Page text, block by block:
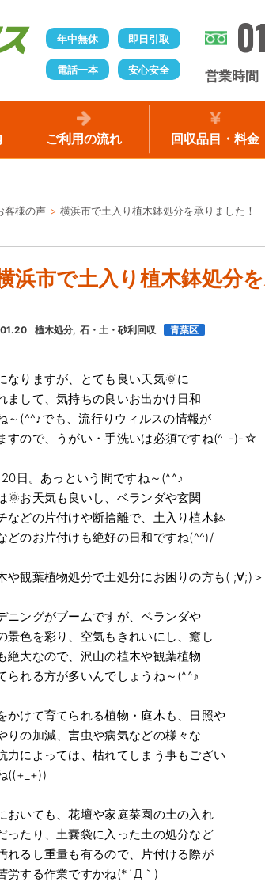
年中無休 即日引取
電話一本 安心安全 営業時間
ご利用の流れ 回収品目・料金
客様の声 横浜市で土入り植木鉢処分を承りました！
浜市で土入り植木鉢処分
植木処分 石・土・砂利回収 青葉区
なりますが、とても良い天気🌞に
まして、気持ちの良いお出かけ日和
～(^^♪でも、流行りウィルスの情報が
すので、うがい・手洗いは必須ですね(^_-)-☆
日。あっという間ですね～(^^♪
🌞お天気も良いし、ベランダや玄関
などの片付けや断捨離で、土入り植木鉢
どのお片付けも絶好の日和ですね(^^)/
や観葉植物処分で土処分にお困りの方も( ;∀;)＞
ニングがブームですが、ベランダや
景色を彩り、空気もきれいにし、癒し
絶大なので、沢山の植木や観葉植物
られる方が多いんでしょうね～(^^♪
かけて育てられる植物・庭木も、日照や
りの加減、害虫や病気などの様々な
力によっては、枯れてしまう事もござい
((+_+))
おいても、花壇や家庭菜園の土の入れ
ったり、土嚢袋に入った土の処分など
れるし重量も有るので、片付ける際が
労する作業ですかね(*´Д｀)